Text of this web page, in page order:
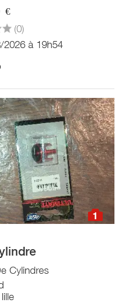
€
(0)
2026 à 19h54
1
Cylindres